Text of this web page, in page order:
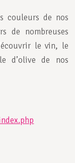
couleurs de nos
de nombreuses
le vin, le
d’olive de nos